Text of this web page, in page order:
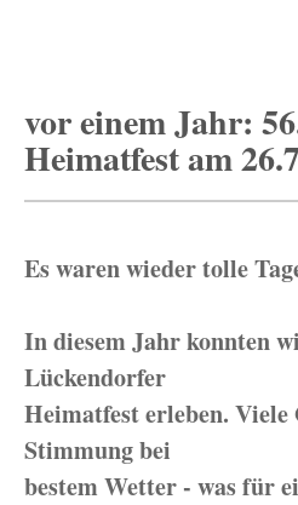
vor einem Jahr:
Heimatfest am
Es waren wieder tolle
In diesem Jahr konnten
Lückendorfer
Heimatfest erleben. Viele
Stimmung bei
bestem Wetter - was für